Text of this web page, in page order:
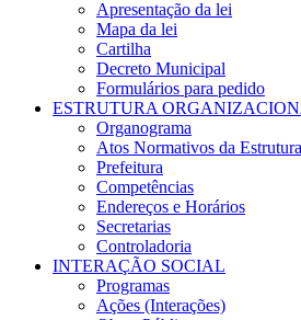
Apresentação da lei
Mapa da lei
Cartilha
Decreto Municipal
Formulários para pedido
ESTRUTURA
Organograma
Atos Normativos da
Prefeitura
Competências
Endereços e Horários
Secretarias
Controladoria
INTERAÇÃO SOCIAL
Programas
Ações (Interações)